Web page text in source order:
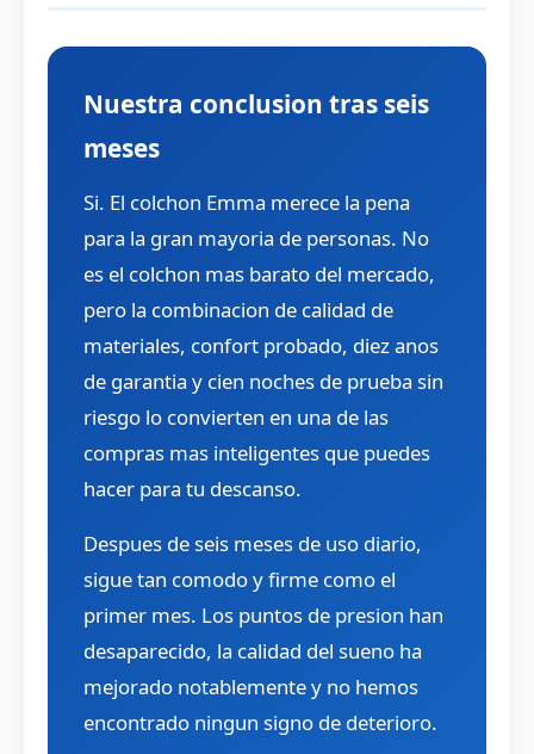
Nuestra conclusion tras seis
meses
Si. El colchon Emma merece la pena
para la gran mayoria de personas. No
es el colchon mas barato del mercado,
pero la combinacion de calidad de
materiales, confort probado, diez anos
de garantia y cien noches de prueba sin
riesgo lo convierten en una de las
compras mas inteligentes que puedes
hacer para tu descanso.
Despues de seis meses de uso diario,
sigue tan comodo y firme como el
primer mes. Los puntos de presion han
desaparecido, la calidad del sueno ha
mejorado notablemente y no hemos
encontrado ningun signo de deterioro.